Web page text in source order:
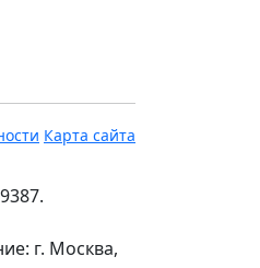
Карта сайта
г. Москва,